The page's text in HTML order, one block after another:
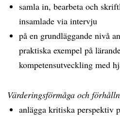
samla in, bearbeta och
insamlade via intervju
på en grundläggande nivå
praktiska exempel på
kompetensutveckling med
Värderingsförmåga och
anlägga kritiska perspektiv